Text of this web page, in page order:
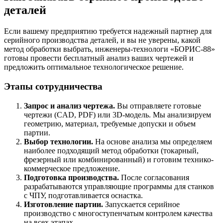
деталей
Если вашему предприятию требуется надежный партнер для
серийного производства деталей, и вы не уверены, какой
метод обработки выбрать, инженеры-технологи «БОРИС-88»
готовы провести бесплатный анализ ваших чертежей и
предложить оптимальное технологическое решение.
Этапы сотрудничества
Запрос и анализ чертежа. Вы отправляете готовые
чертежи (CAD, PDF) или 3D-модель. Мы анализируем
геометрию, материал, требуемые допуски и объем
партии.
Выбор технологии. На основе анализа мы определяем
наиболее подходящий метод обработки (токарный,
фрезерный или комбинированный) и готовим технико-
коммерческое предложение.
Подготовка производства. После согласования
разрабатываются управляющие программы для станков
с ЧПУ, подготавливается оснастка.
Изготовление партии. Запускается серийное
производство с многоступенчатым контролем качества